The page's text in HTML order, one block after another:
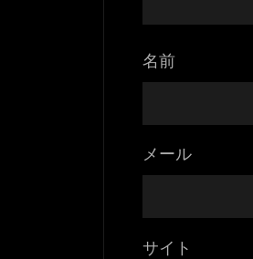
名前
メール
サイト